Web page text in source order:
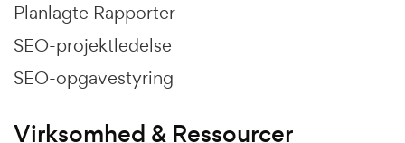
Planlagte Rapporter
SEO-projektledelse
SEO-opgavestyring
Virksomhed & Ressourcer